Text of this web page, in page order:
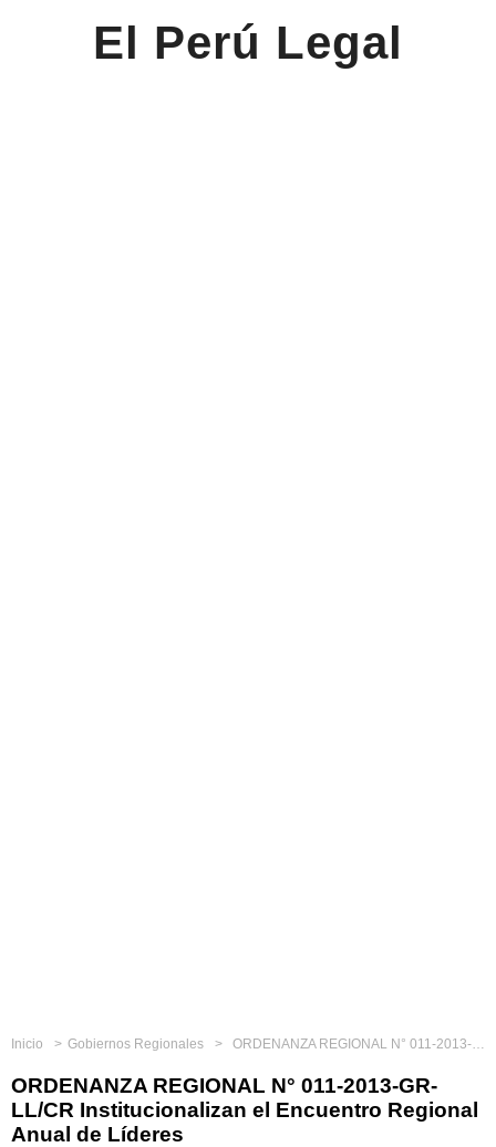
El Perú Legal
Inicio Gobiernos Regionales ORDENANZA REGIONAL N° 011-2013-GR-LL/CR Institucionalizan el Encuentro Regional Anual de Líderes
ORDENANZA REGIONAL N° 011-2013-GR-
LL/CR Institucionalizan el Encuentro Regional
Anual de Líderes